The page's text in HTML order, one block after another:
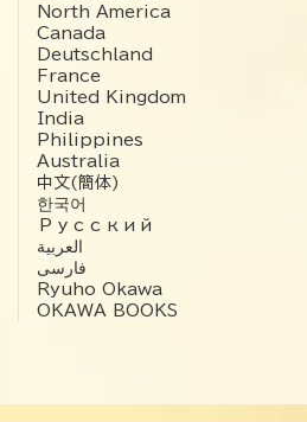
North America
Canada
Deutschland
France
United Kingdom
India
Philippines
Australia
中文(簡体)
한국어
Русский
العربية‏
فارسی
Ryuho Okawa
OKAWA BOOKS